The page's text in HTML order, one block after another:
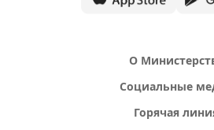
О
Социальные
Горячая